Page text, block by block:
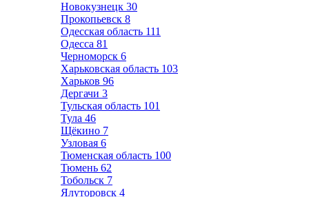
Новокузнецк 30
Прокопьевск 8
Одесская область 111
Одесса 81
Черноморск 6
Харьковская область 103
Харьков 96
Дергачи 3
Тульская область 101
Тула 46
Щёкино 7
Узловая 6
Тюменская область 100
Тюмень 62
Тобольск 7
Ялуторовск 4